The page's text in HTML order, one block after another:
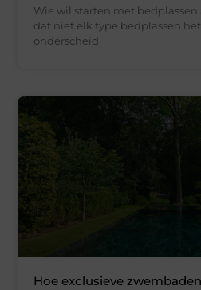
Wie wil starten met bedplassen
dat niet elk type bedplassen
onderscheid
Hoe exclusieve